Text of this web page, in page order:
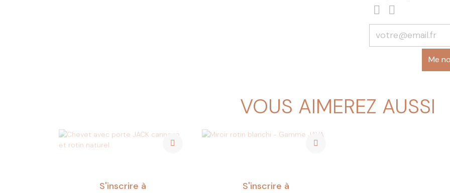
Poids : 8 kg
Livré en 1 seul colis.
Tous nos articles sont
ateliers ou le savoir-
pour vous assurer la
Me
VOUS AIMEREZ AUSSI
S'inscrire à
S'inscrire à